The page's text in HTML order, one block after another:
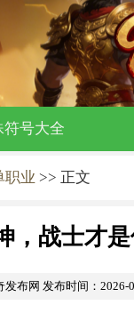
符号大全
职业 >> 正文
，战士才
发布网 发布时间：2026-